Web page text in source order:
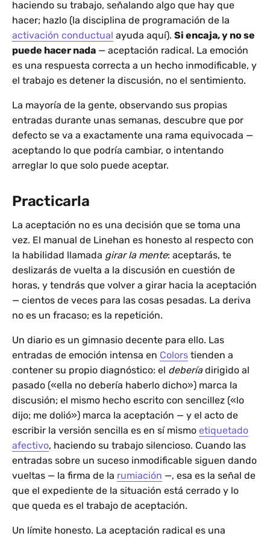
haciendo su trabajo, señalando algo que hay que
hacer; hazlo (la disciplina de programación de la
activación conductual ayuda aquí). Si encaja, y no se
puede hacer nada — aceptación radical. La emoción
es una respuesta correcta a un hecho inmodificable, y
el trabajo es detener la discusión, no el sentimiento.
La mayoría de la gente, observando sus propias
entradas durante unas semanas, descubre que por
defecto se va a exactamente una rama equivocada —
aceptando lo que podría cambiar, o intentando
arreglar lo que solo puede aceptar.
Practicarla
La aceptación no es una decisión que se toma una
vez. El manual de Linehan es honesto al respecto con
la habilidad llamada girar la mente: aceptarás, te
deslizarás de vuelta a la discusión en cuestión de
horas, y tendrás que volver a girar hacia la aceptación
— cientos de veces para las cosas pesadas. La deriva
no es un fracaso; es la repetición.
Un diario es un gimnasio decente para ello. Las
entradas de emoción intensa en Colors tienden a
contener su propio diagnóstico: el deberíadirigido al
pasado («ella no debería haberlo dicho») marca la
discusión; el mismo hecho escrito con sencillez («lo
dijo; me dolió») marca la aceptación — y el acto de
escribir la versión sencilla es en sí mismo etiquetado
afectivo, haciendo su trabajo silencioso. Cuando las
entradas sobre un suceso inmodificable siguen dando
vueltas — la firma de la rumiación —, esa es la señal de
que el expediente de la situación está cerrado y lo
que queda es el trabajo de aceptación.
Un límite honesto. La aceptación radical es una